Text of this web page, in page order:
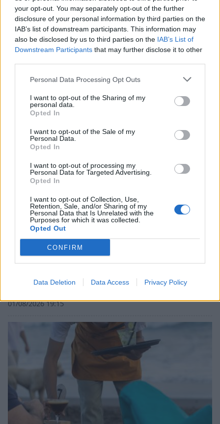
your opt-out. You may separately opt-out of the further
disclosure of your personal information by third parties on the
IAB’s list of downstream participants. This information may
also be disclosed by us to third parties on the IAB’s List of
Downstream Participants that may further disclose it to other
Personal Data Processing Opt Outs
I want to opt-out of the Sharing of my
personal data.
Opted In
I want to opt-out of the Sale of my
Personal Data.
Opted In
I want to opt-out of processing my
Personal Data for Targeted Advertising.
Opted In
I want to opt-out of Collection, Use,
Retention, Sale, and/or Sharing of my
Personal Data that Is Unrelated with the
Purposes for which it was collected.
Opted Out
CONFIRM
Data Deletion Data Access Privacy Policy
Θέση εργασίας στις Κροκεές Λακωνίας: Η
εταιρεία «Γεωργικές Λύσεις» αναζητά
γεωπόνο
03/08/2026 10:27
Η MOLON LAVE αναζητά υπεύθυνο βάρδιας
01/08/2026 19:15